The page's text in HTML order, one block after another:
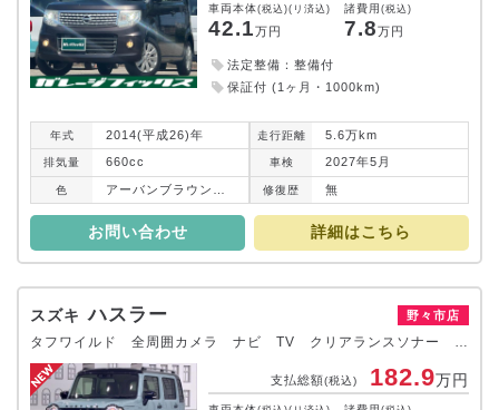
車両本体(税込)(リ済込)
42.1万円
諸費用(税込)
7.8万円
法定整備：整備付
保証付 (1ヶ月・1000km)
年式 2014(平成26)年 走行距離 5.6万km
排気量 660cc 車検 2027年5月
色 修復 歴 無
お問い合わせ 詳細はこちら
スズキ ハスラー 野々市店
支払総額(税込) 182.9万円